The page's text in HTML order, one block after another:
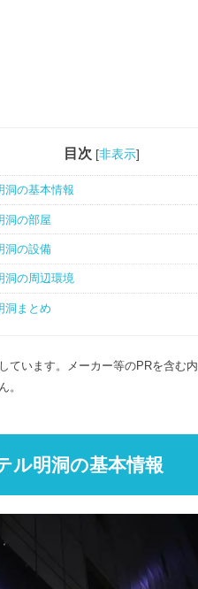
目次 [非表示]
洞の基本情報
洞の部屋
洞の設備
洞の周辺環境
洞まとめ
ています。メーカー等のPRを含む
。
ル明洞の基本情報